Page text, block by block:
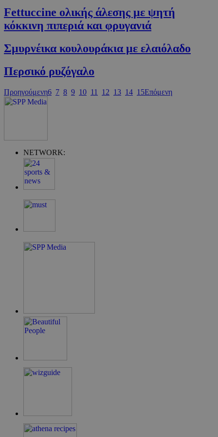
Fettuccine ολικής άλεσης με ψητή
κόκκινη πιπεριά και φρυγανιά
Σμυρνέικα κουλουράκια με ελαιόλαδο
Περσικό ρυζόγαλο
Προηγούμενη6 7 8 9 10 11 12 13 14 15Επόμενη
NETWORK:
Google Privacy Policy